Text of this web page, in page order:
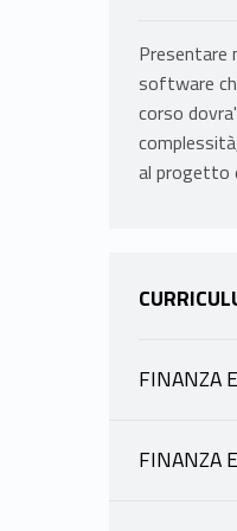
Presentare
software
corso
al progetto
FINANZA
FINANZA